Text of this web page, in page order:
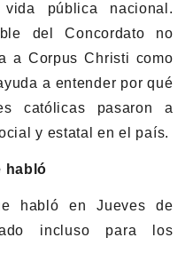
pública nacional.
del Concordato no
a Corpus Christi como
a entender por qué
católicas pasaron a
y estatal en el país.
habló
habló en Jueves de
incluso para los